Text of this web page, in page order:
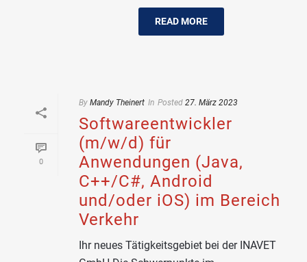
READ MORE
0
By Mandy Theinert In Posted 27. März 2023
Softwareentwickler
(m/w/d) für
Anwendungen (Java,
C++/C#, Android
und/oder iOS) im Bereich
Verkehr
Ihr neues Tätigkeitsgebiet bei der INAVET